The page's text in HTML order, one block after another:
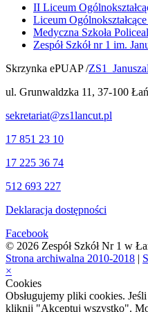
II Liceum
Liceum
Medyczna Szkoła
Zespół Szkół nr 1 im.
Skrzynka ePUAP /
ul. Grunwaldzka 11, 37-100
sekretariat@zs1lancut.pl
17 851 23 10
17 225 36 74
512 693 227
Deklaracja dostępności
Facebook
© 2026 Zespół Szkół Nr 1 w
Strona archiwalna 2010-2018 |
×
Cookies
Obsługujemy pliki cookies.
kliknij "Akceptuj wszystko".